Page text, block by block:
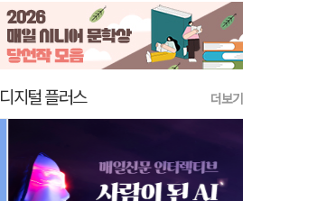
디지털 플러스 더보기